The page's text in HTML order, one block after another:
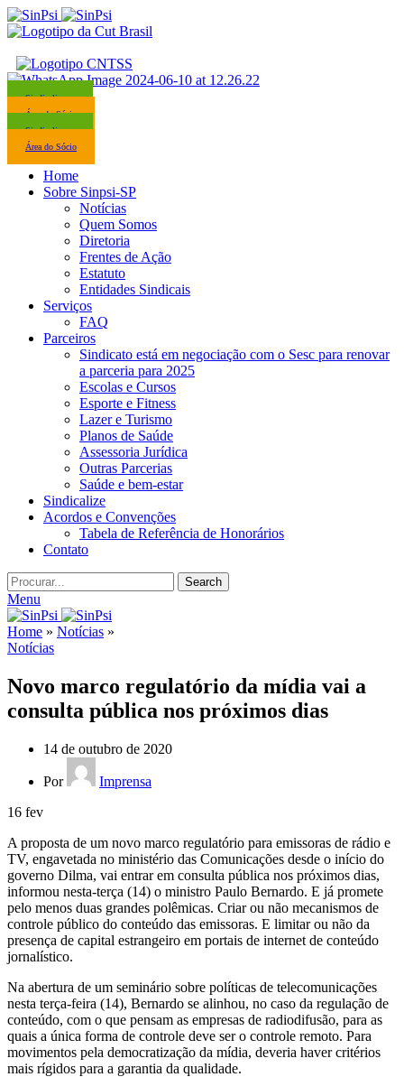
Sindicalize-se
Área do Sócio
Sindicalize-se
Área do Sócio
Home
Sobre Sinpsi-SP
Notícias
Quem Somos
Diretoria
Frentes de Ação
Estatuto
Entidades Sindicais
Serviços
FAQ
Parceiros
Sindicato está em negociação com o Sesc para renovar
a parceria para 2025
Escolas e Cursos
Esporte e Fitness
Lazer e Turismo
Planos de Saúde
Assessoria Jurídica
Outras Parcerias
Saúde e bem-estar
Sindicalize
Acordos e Convenções
Tabela de Referência de Honorários
Contato
Search
Menu
Home » Notícias »
Notícias
Novo marco regulatório da mídia vai a
consulta pública nos próximos dias
14 de outubro de 2020
Por
Imprensa
16 fev
A proposta de um novo marco regulatório para emissoras de rádio e
TV, engavetada no ministério das Comunicações desde o início do
governo Dilma, vai entrar em consulta pública nos próximos dias,
informou nesta-terça (14) o ministro Paulo Bernardo. E já promete
pelo menos duas grandes polêmicas. Criar ou não mecanismos de
controle público do conteúdo das emissoras. E limitar ou não da
presença de capital estrangeiro em portais de internet de conteúdo
jornalístico.
Na abertura de um seminário sobre políticas de telecomunicações
nesta terça-feira (14), Bernardo se alinhou, no caso da regulação de
conteúdo, com o que pensam as empresas de radiodifusão, para as
quais a única forma de controle deve ser o controle remoto. Para
movimentos pela democratização da mídia, deveria haver critérios
mais rígidos para a garantia da qualidade.